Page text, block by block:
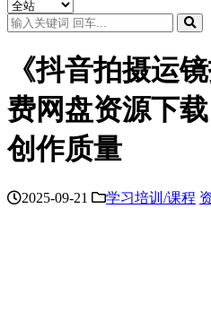
《抖音拍摄运
费网盘资源下
创作质量
2025-09-21 学习培训/课程